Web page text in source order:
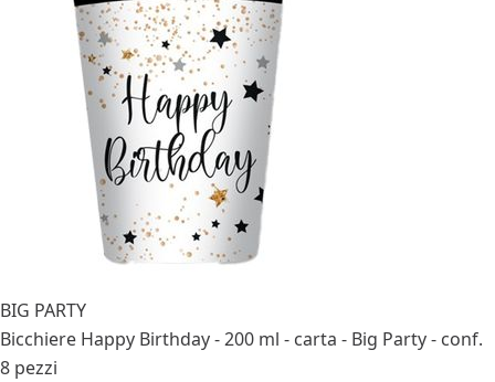
BIG PARTY
Bicchiere Happy Birthday - 200 ml - carta - Big Party - conf.
8 pezzi